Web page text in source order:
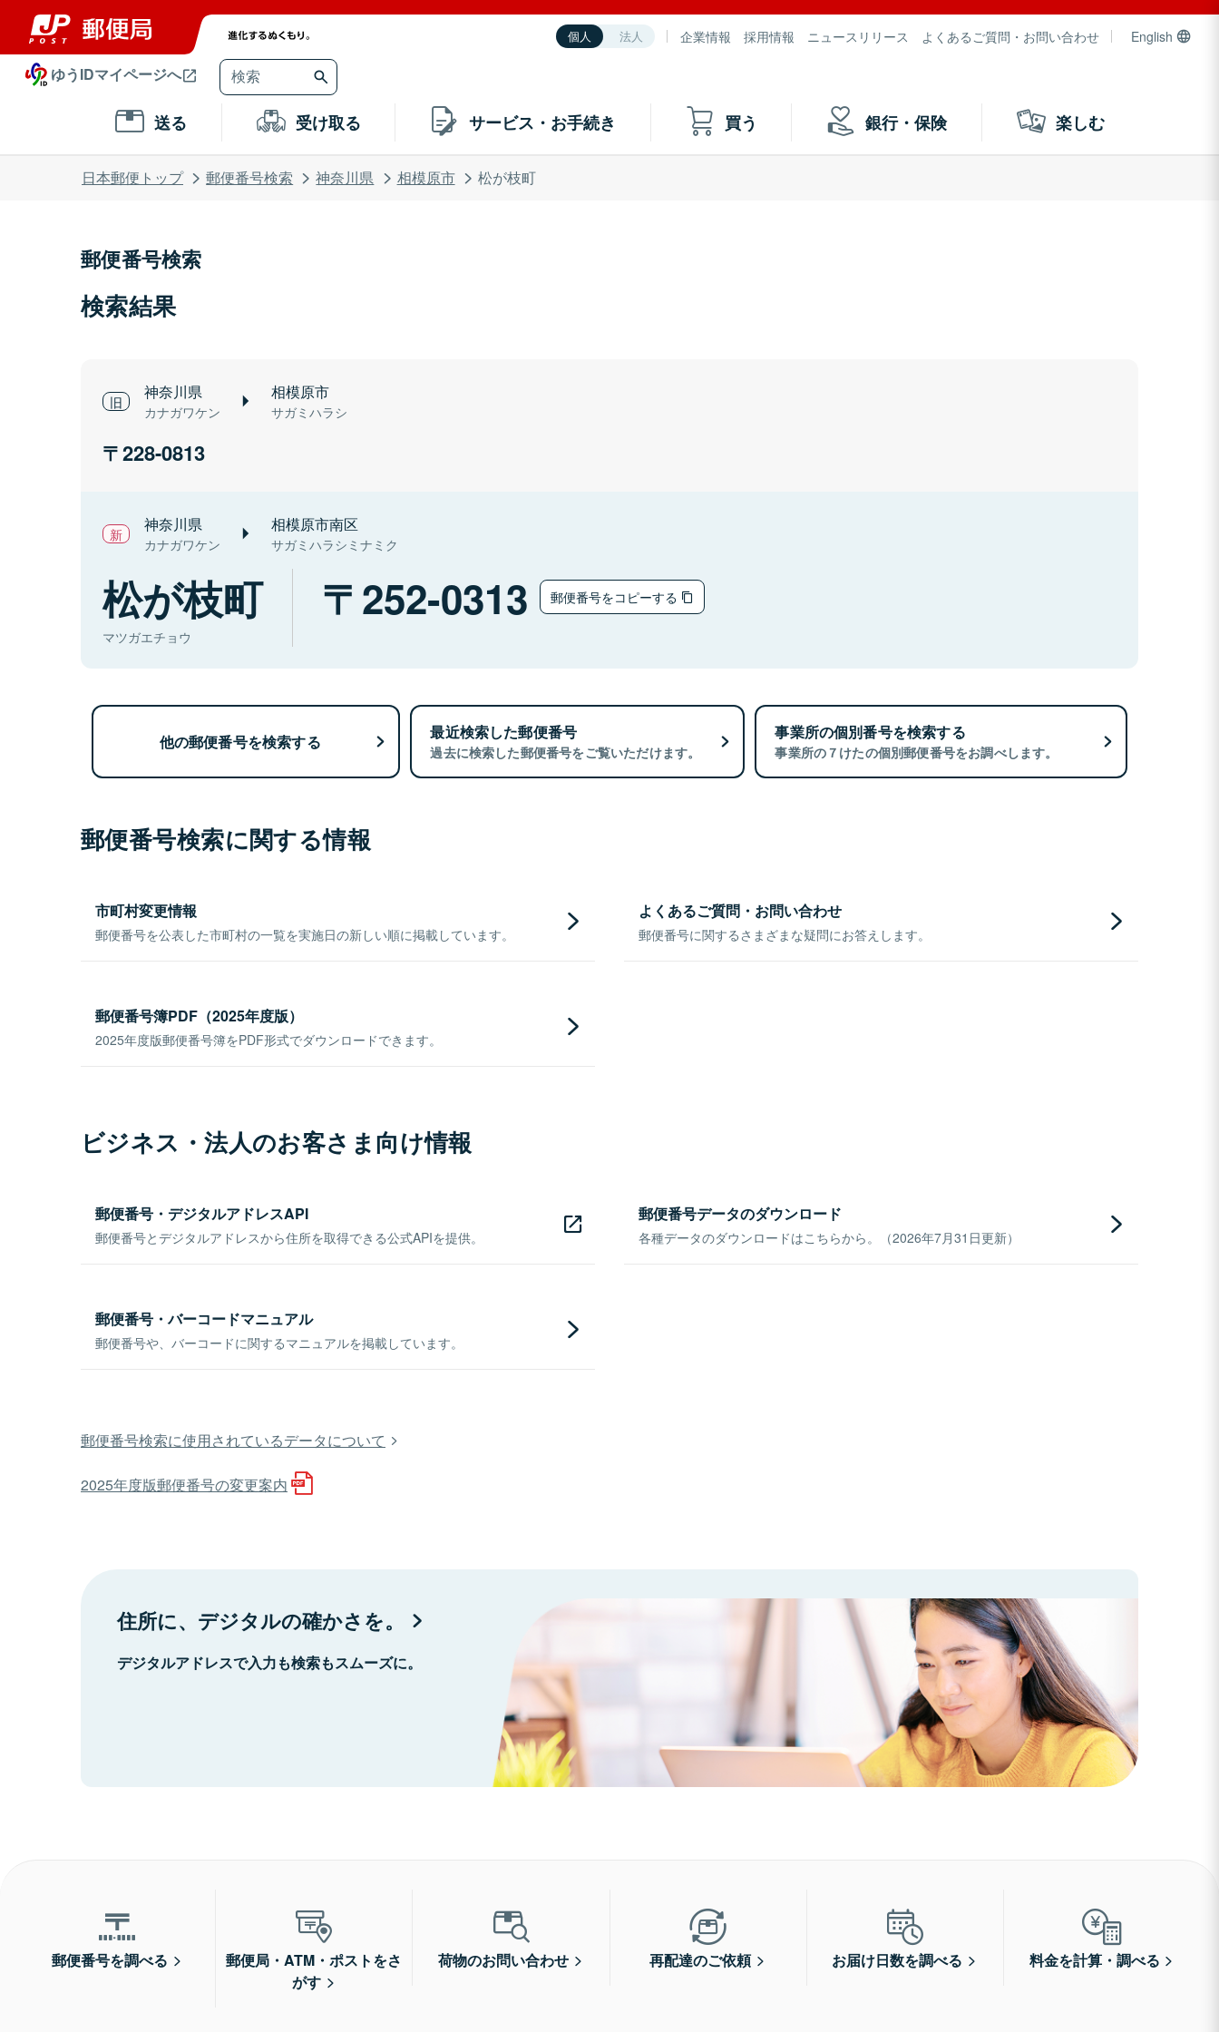
個人 法人 企業情報 採用情報 ニュースリリース よくあるご質問・お問い合わせ English
ゆうIDマイページへ
送る 受け取る サービス・お手続き 買う 銀行・保険 楽しむ
日本郵便トップ 郵便番号検索 神奈川県 相模原市 松が枝町
郵便番号検索
検索結果
神奈川県
カナガワケン
相模原市
サガミハラシ
228-0813
神奈川県
カナガワケン
相模原市南区
サガミハラシミナミク
松が枝町
マツガエチョウ
252-0313 郵便番号をコピーする
他の郵便番号を検索する 最近検索した郵便番号
過去に検索した郵便番号をご覧いただけます。
事業所の個別番号を検索する
事業所の７けたの個別郵便番号をお調べします。
郵便番号検索に関する情報
市町村変更情報
郵便番号を公表した市町村の一覧を実施日の新しい順に掲載しています。
よくあるご質問・お問い合わせ
郵便番号に関するさまざまな疑問にお答えします。
郵便番号簿PDF（2025年度版）
2025年度版郵便番号簿をPDF形式でダウンロードできます。
ビジネス・法人のお客さま向け情報
郵便番号・デジタルアドレスAPI
郵便番号とデジタルアドレスから住所を取得できる公式APIを提供。
郵便番号データのダウンロード
各種データのダウンロードはこちらから。（2026年7月31日更新）
郵便番号・バーコードマニュアル
郵便番号や、バーコードに関するマニュアルを掲載しています。
郵便番号検索に使用されているデータについて
2025年度版郵便番号の変更案内
住所に、デジタルの確かさを。
デジタルアドレスで入力も検索もスムーズに。
郵便番号を調べる
郵便局・ATM・ポストをさ
がす
荷物のお問い合わせ 再配達のご依頼 お届け日数を調べる 料金を計算・調べる